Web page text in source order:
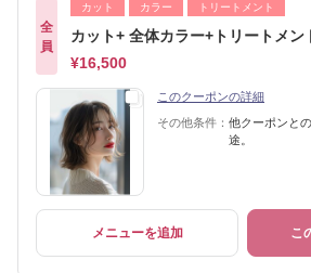
全
員
カット カラー トリートメント
カット+ 全体カラー+トリートメン
¥16,500
このクーポンの詳細
その他条件： 他クーポンと
途。
メニューを追加 こ